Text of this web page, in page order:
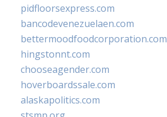
pidfloorsexpress.com
bancodevenezuelaen.com
bettermoodfoodcorporation.com
hingstonnt.com
chooseagender.com
hoverboardssale.com
alaskapolitics.com